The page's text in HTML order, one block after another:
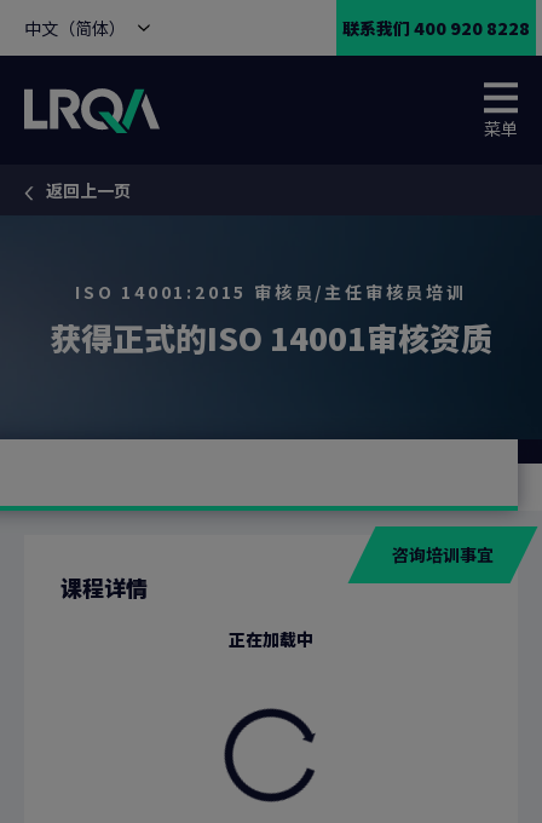
中文（简体） 联系我们 400 920 8228
菜单
You are here:
返回上一页
获得正式的ISO 14001审核资质
ISO 14001:2015 审核员/主任审核员培训
咨询培训事宜
课程详情
正在加载中